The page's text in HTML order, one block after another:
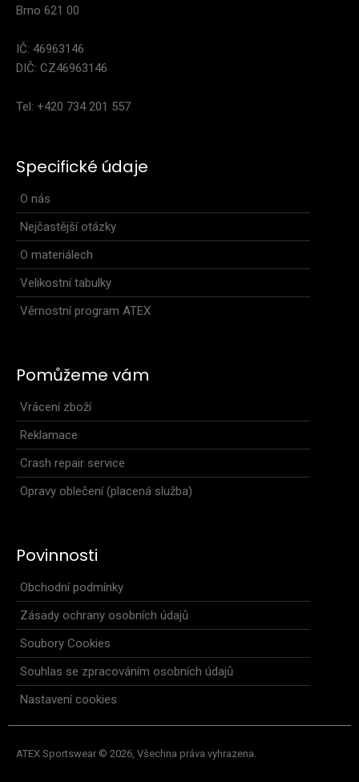
pro jízdu v proměnlivých podmínkách, kdy..
Dámský cyklo dres s dlouhými rukávy SHARP růžovýDámský
cyklistický dres SHARP s dlouhým rukávem je n..
Brno 621 00
IČ: 46963146
DIČ: CZ46963146
Tel: +420 734 201 557
Specifické údaje
O nás
Nejčastější otázky
O materiálech
Velikostní tabulky
Věrnostní program ATEX
Pomůžeme vám
Vrácení zboží
Reklamace
Crash repair service
Opravy oblečení (placená služba)
Povinnosti
Obchodní podmínky
Zásady ochrany osobních údajů
Soubory Cookies
Souhlas se zpracováním osobních údajů
Nastavení cookies
ATEX Sportswear © 2026, Všechna práva vyhrazena.